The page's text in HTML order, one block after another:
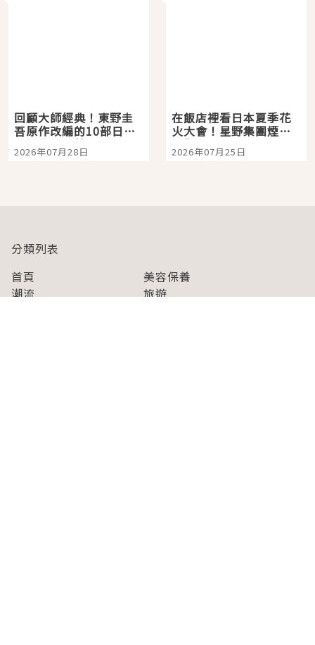
回顧大師經典！東野圭
吾原作改編的10部日本
影視作品推薦
2026年07月28日
在飯店裡看日本夏季花
火大會！星野集團煙火
景觀飯店6選，讓你不用
人擠人悠閒欣賞
2026年07月25日
分類列表
首頁
美容保養
潮流
旅遊